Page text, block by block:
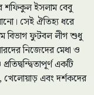
শফিকুল ইসলাম বেবু
সেই ঐতিহ্য ধরে
বিভাগ ফুটবল লীগ শুধু
নিজেদের মেধা ও
একটি
খেলোয়াড় এবং দর্শকদের